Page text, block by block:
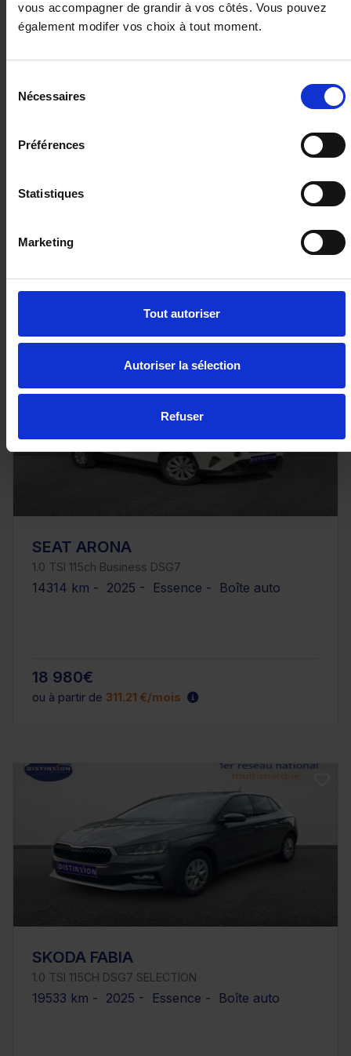
vous accompagner de grandir à vos côtés. Vous pouvez
également modifer vos choix à tout moment.
Nécessaires
Préférences
Statistiques
Marketing
Tout autoriser
Autoriser la sélection
Refuser
SEAT ARONA
SEAT ARONA
1.0 TSI 115ch Business DSG7
14314 km - 2025 - Essence - Boîte auto
18 980€
ou à partir de 311.21 €/mois
SKODA FABIA
1.0 TSI 115CH DSG7 SELECTION
19533 km - 2025 - Essence - Boîte auto